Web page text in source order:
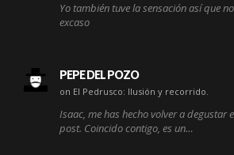
Yo también tuve la sensación así que
excaso
PEPE DEL POZO
on El Pedrusco: Ilusión y recorrido.
Isaac, me has hecho volver a degustar
post. Coincido contigo, es un…